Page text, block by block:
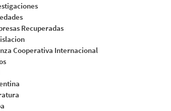
Recuperadas
Cooperativa Internacional